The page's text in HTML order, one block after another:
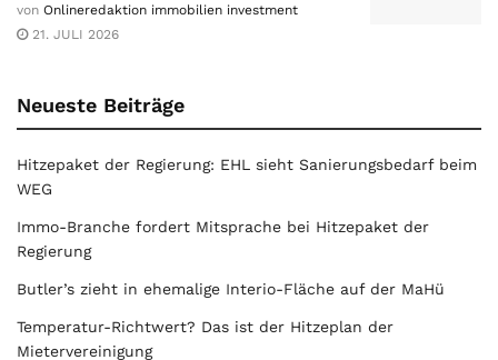
von Onlineredaktion immobilien investment
21. JULI 2026
Neueste Beiträge
Hitzepaket der Regierung: EHL sieht Sanierungsbedarf beim
WEG
Immo-Branche fordert Mitsprache bei Hitzepaket der
Regierung
Butler’s zieht in ehemalige Interio-Fläche auf der MaHü
Temperatur-Richtwert? Das ist der Hitzeplan der
Mietervereinigung